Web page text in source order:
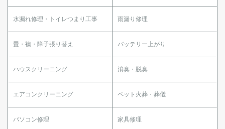
水漏れ修理・トイレつまり工事 雨漏り修理
畳・襖・障子張り替え バッテリー上がり
ハウスクリーニング 消臭・脱臭
エアコンクリーニング ペット火葬・葬儀
パソコン修理 家具修理